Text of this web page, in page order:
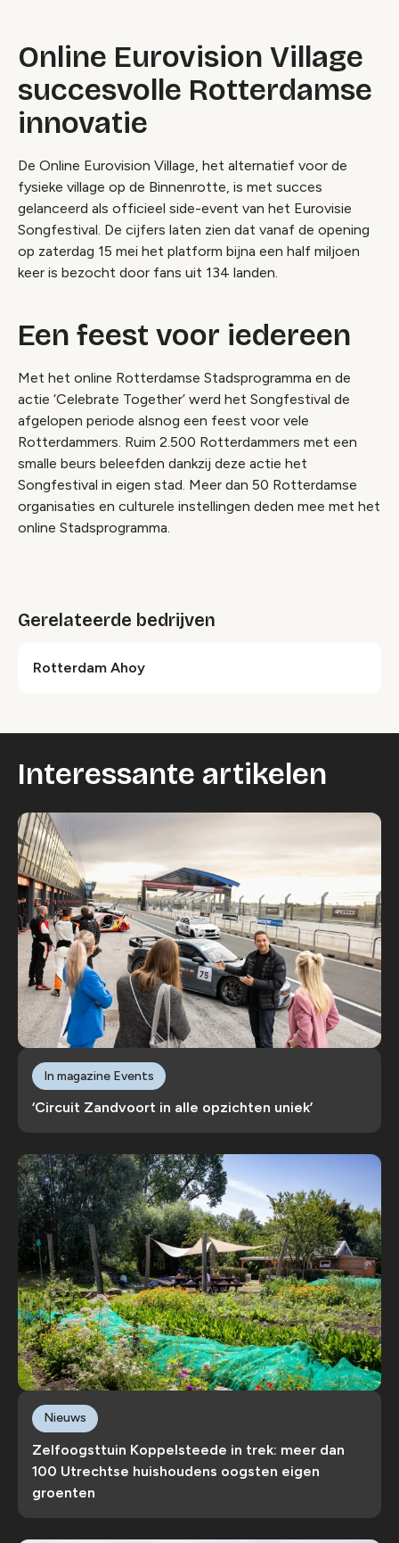
Online Eurovision Village
succesvolle Rotterdamse
innovatie
De Online Eurovision Village, het alternatief voor de
fysieke village op de Binnenrotte, is met succes
gelanceerd als officieel side-event van het Eurovisie
Songfestival. De cijfers laten zien dat vanaf de opening
op zaterdag 15 mei het platform bijna een half miljoen
keer is bezocht door fans uit 134 landen.
Een feest voor iedereen
Met het online Rotterdamse Stadsprogramma en de
actie ‘Celebrate Together’ werd het Songfestival de
afgelopen periode alsnog een feest voor vele
Rotterdammers. Ruim 2.500 Rotterdammers met een
smalle beurs beleefden dankzij deze actie het
Songfestival in eigen stad. Meer dan 50 Rotterdamse
organisaties en culturele instellingen deden mee met het
online Stadsprogramma.
Gerelateerde bedrijven
Rotterdam Ahoy
Interessante artikelen
‘Circuit Zandvoort in alle opzichten uniek’
In magazine Events
Zelfoogsttuin Koppelsteede in trek: meer dan
100 Utrechtse huishoudens oogsten eigen
groenten
Nieuws